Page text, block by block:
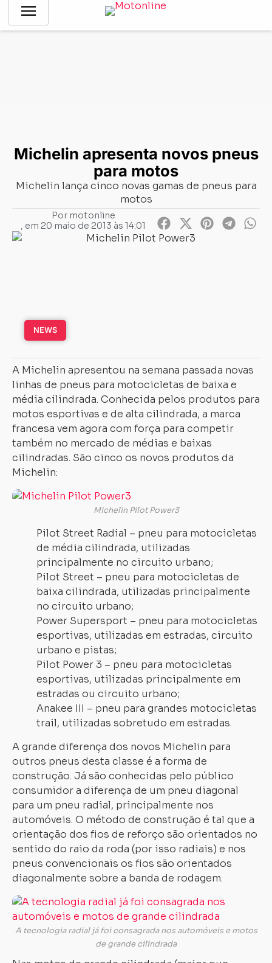
menu
Notícias
Michelin apresenta novos pneus para
Michelin apresenta novos pneus
para motos
Michelin lança cinco novas gamas de pneus para
motos
Pormotonline
, em 20 maio de 2013 às 14:01
NEWS
A Michelin apresentou na semana passada novas
linhas de pneus para motocicletas de baixa e
média cilindrada. Conhecida pelos produtos para
motos esportivas e de alta cilindrada, a marca
francesa vem agora com força para competir
também no mercado de médias e baixas
cilindradas. São cinco os novos produtos da
Michelin:
Michelin Pilot Power3
Pilot Street Radial – pneu para motocicletas
de média cilindrada, utilizadas
principalmente no circuito urbano;
Pilot Street – pneu para motocicletas de
baixa cilindrada, utilizadas principalmente
no circuito urbano;
Power Supersport – pneu para motocicletas
esportivas, utilizadas em estradas, circuito
urbano e pistas;
Pilot Power 3 – pneu para motocicletas
esportivas, utilizadas principalmente em
estradas ou circuito urbano;
Anakee III – pneu para grandes motocicletas
trail, utilizadas sobretudo em estradas.
A grande diferença dos novos Michelin para
outros pneus desta classe é a forma de
construção. Já são conhecidas pelo público
consumidor a diferença de um pneu diagonal
para um pneu radial, principalmente nos
automóveis. O método de construção é tal que a
orientação dos fios de reforço são orientados no
sentido do raio da roda (por isso radiais) e nos
pneus convencionais os fios são orientados
diagonalmente sobre a banda de rodagem.
A tecnologia radial já foi consagrada nos automóveis e motos
de grande cilindrada